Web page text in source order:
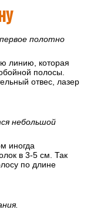
полотно
линию, которая
полосы.
отвес, лазер
небольшой
иногда
в 3-5 см. Так
по длине